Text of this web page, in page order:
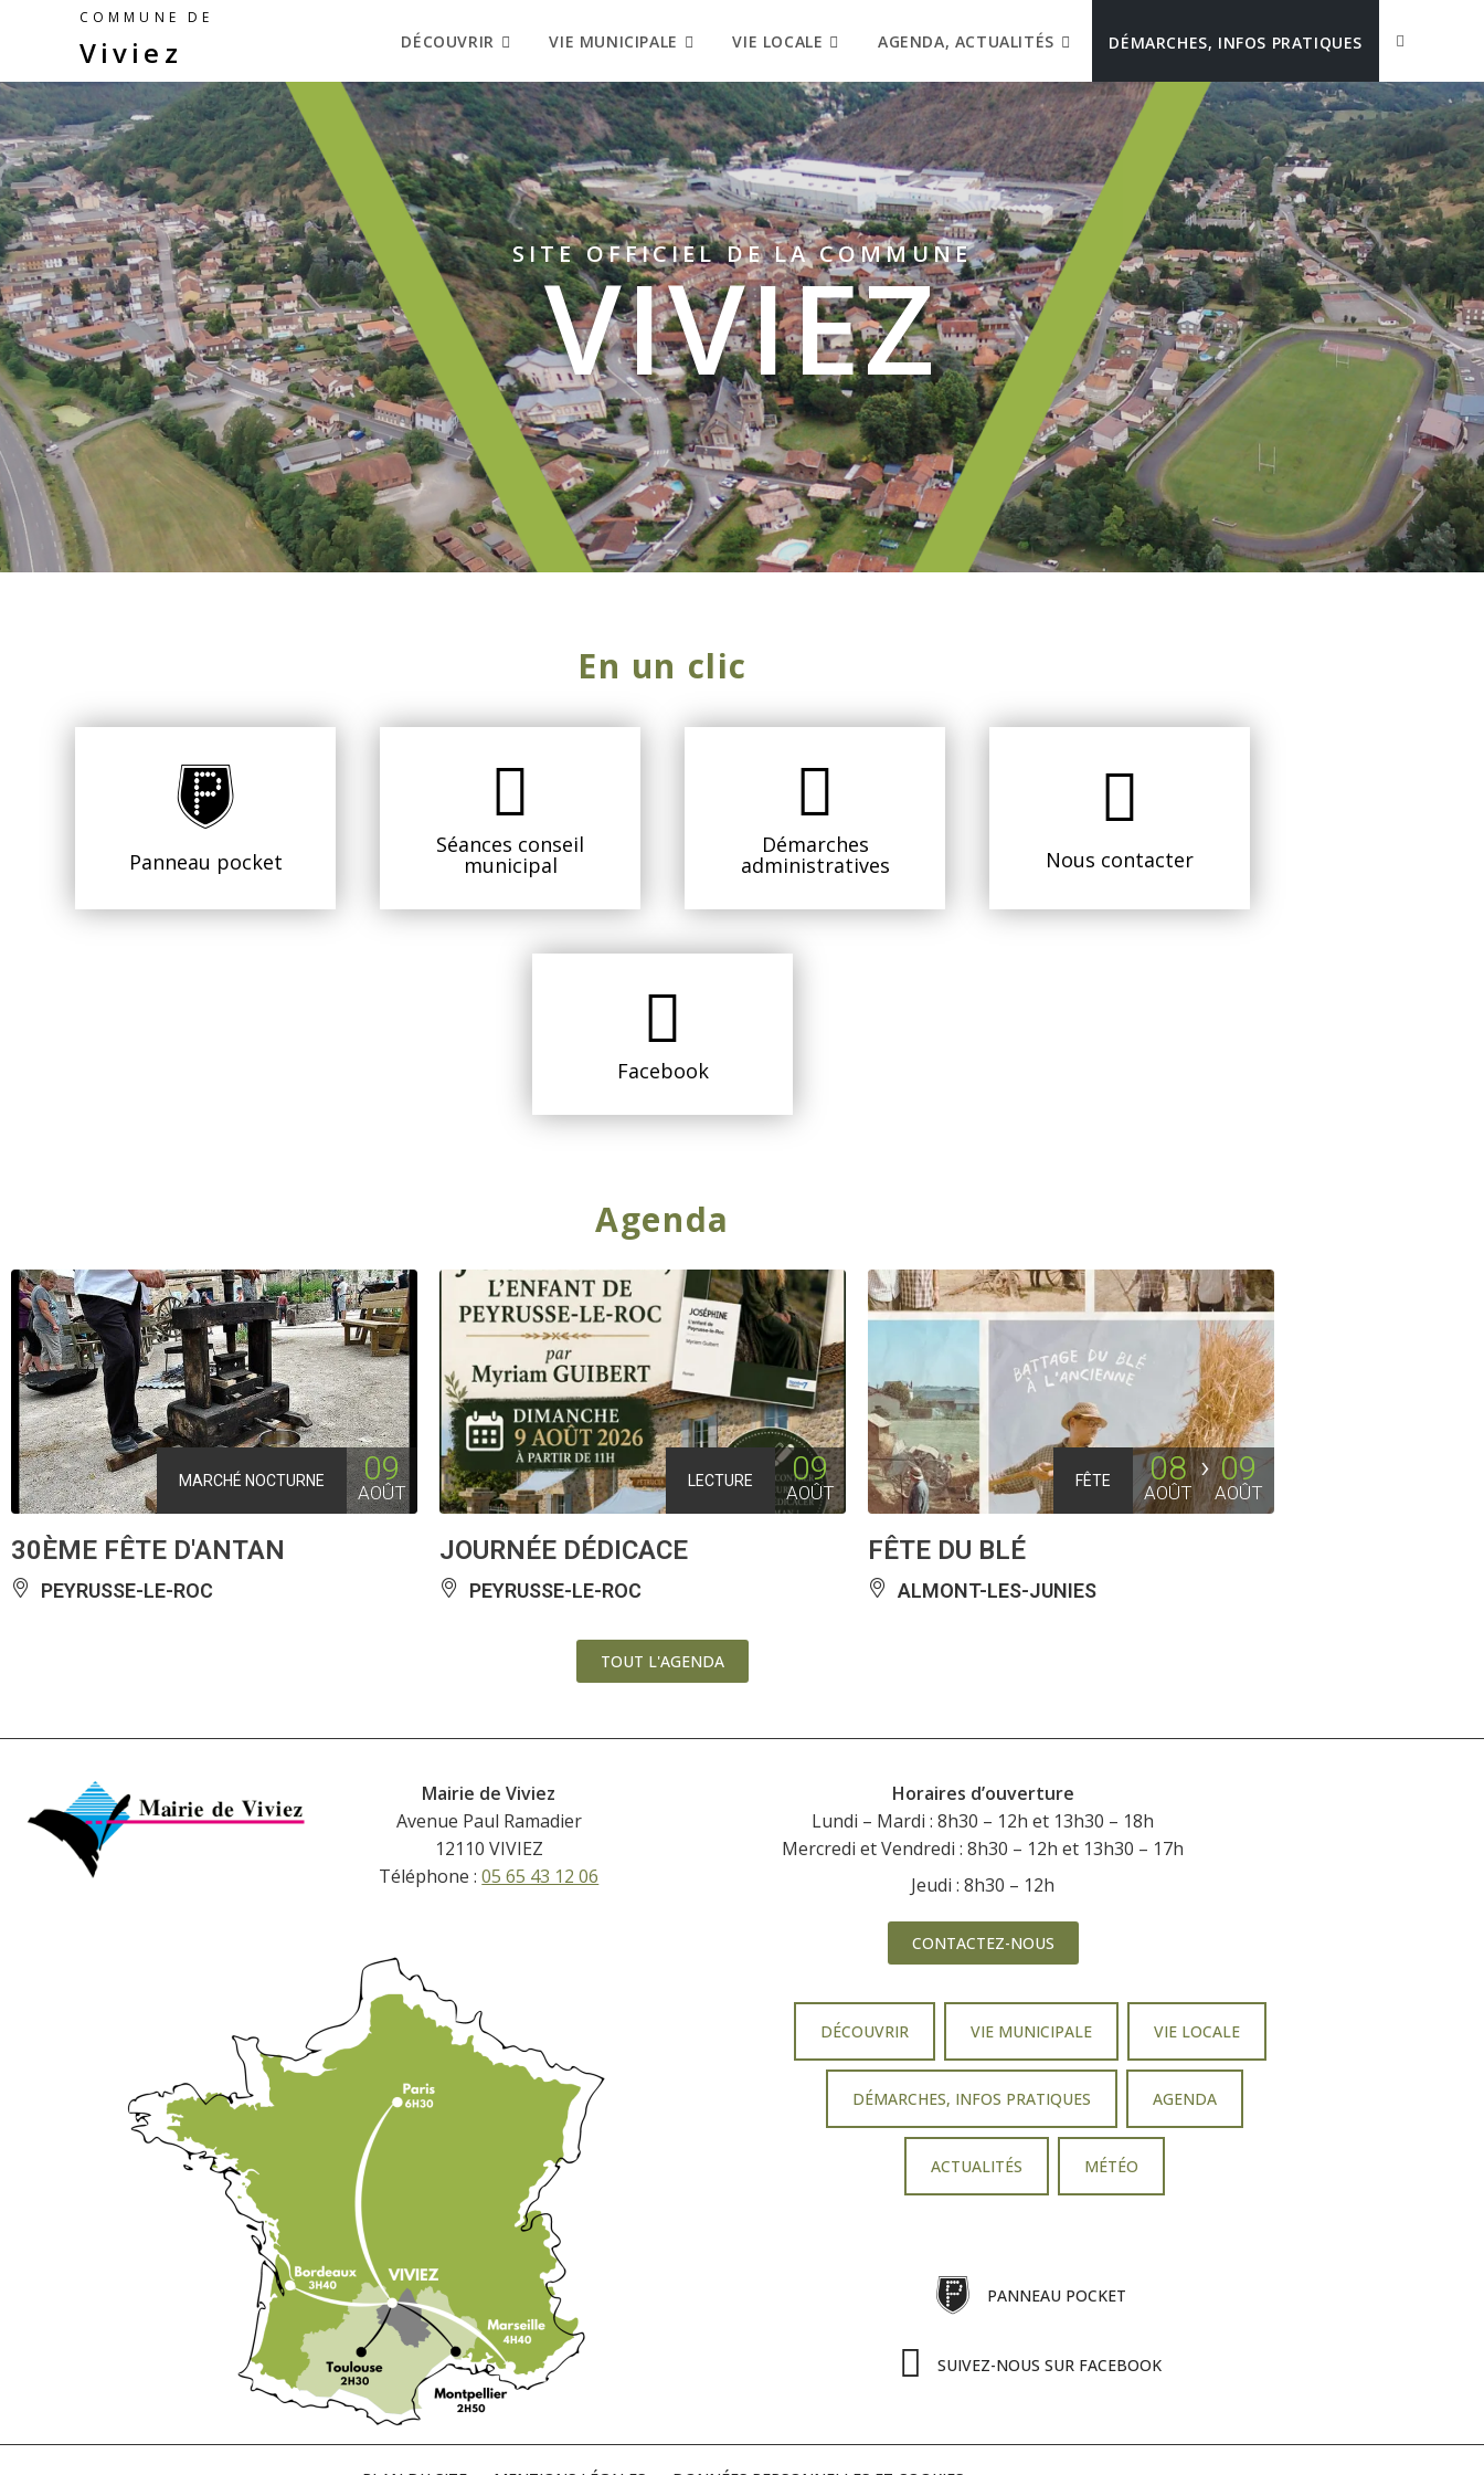
COMMUNE DE
Viviez DÉCOUVRIR VIE MUNICIPALE VIE LOCALE AGENDA, ACTUALITÉS DÉMARCHES, INFOS PRATIQUES
SITE OFFICIEL DE LA COMMUNE
VIVIEZ
En un clic
Panneau pocket
Séances conseil
municipal
Démarches
administratives Nous contacter
Facebook
Agenda
MARCHÉ NOCTURNE 09
AOÛT
30ÈME FÊTE D'ANTAN
PEYRUSSE-LE-ROC
LECTURE 09
AOÛT
JOURNÉE DÉDICACE
PEYRUSSE-LE-ROC
FÊTE 08
AOÛT
09
AOÛT
FÊTE DU BLÉ
ALMONT-LES-JUNIES
TOUT L'AGENDA
Mairie de Viviez
Avenue Paul Ramadier
12110 VIVIEZ
Téléphone :05 65 43 12 06
Horaires d’ouverture
Lundi – Mardi : 8h30 – 12h et 13h30 – 18h
Mercredi et Vendredi : 8h30 – 12h et 13h30 – 17h
Jeudi : 8h30 – 12h
CONTACTEZ-NOUS
DÉCOUVRIR VIE MUNICIPALE VIE LOCALE
DÉMARCHES, INFOS PRATIQUES AGENDA
ACTUALITÉS MÉTÉO
PANNEAU POCKET
SUIVEZ-NOUS SUR FACEBOOK